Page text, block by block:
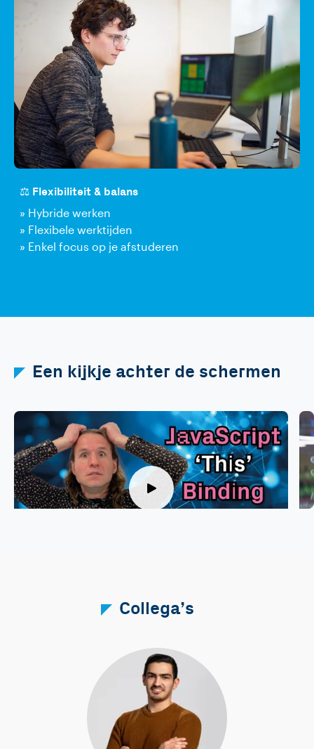
⚖️ Flexibiliteit & balans
» Hybride werken
» Flexibele werktijden
» Enkel focus op je afstuderen
Een kijkje achter de schermen
CodeDocent
In deze aflevering van CodeDocent legt
Nico Jansen, docent bij het Info...
Collega’s